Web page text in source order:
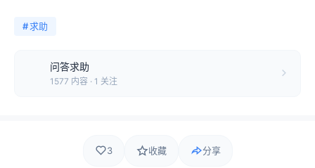
#求助
问答求助
1577 内容 · 1 关注
3 收藏 分享